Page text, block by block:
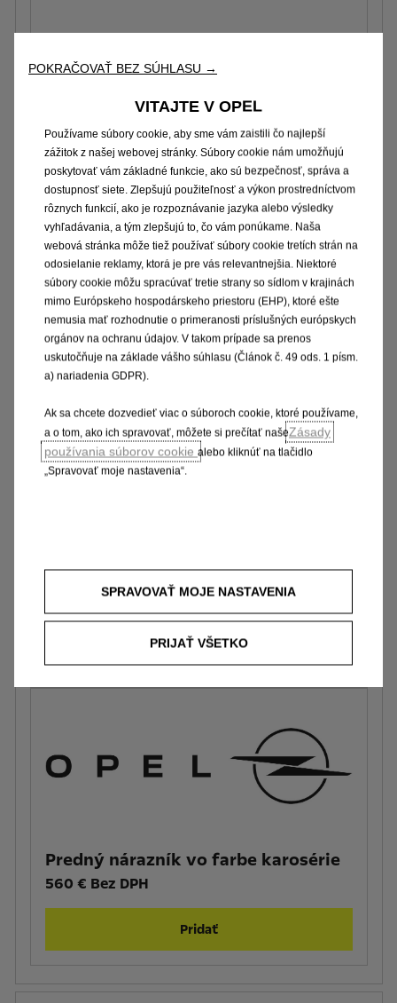
Elektricky sklápateľné spätné
zrkadlá
160 € Bez DPH
Pridať
blatníkov
Pridať
Predný nárazník vo farbe karosérie
560 € Bez DPH
Pridať
POKRAČOVAŤ BEZ SÚHLASU →
VITAJTE V OPEL
Používame súbory cookie, aby sme vám zaistili čo najlepší
zážitok z našej webovej stránky. Súbory cookie nám umožňujú
poskytovať vám základné funkcie, ako sú bezpečnosť, správa a
dostupnosť siete. Zlepšujú použiteľnosť a výkon prostredníctvom
rôznych funkcií, ako je rozpoznávanie jazyka alebo výsledky
vyhľadávania, a tým zlepšujú to, čo vám ponúkame. Naša
webová stránka môže tiež používať súbory cookie tretích strán na
odosielanie reklamy, ktorá je pre vás relevantnejšia. Niektoré
súbory cookie môžu spracúvať tretie strany so sídlom v krajinách
mimo Európskeho hospodárskeho priestoru (EHP), ktoré ešte
nemusia mať rozhodnutie o primeranosti príslušných európskych
orgánov na ochranu údajov. V takom prípade sa prenos
uskutočňuje na základe vášho súhlasu (Článok č. 49 ods. 1 písm.
a) nariadenia GDPR).
Ak sa chcete dozvedieť viac o súboroch cookie, ktoré používame,
a o tom, ako ich spravovať, môžete si prečítať našeZásady
používania súborov cookie alebo kliknúť na tlačidlo
„Spravovať moje nastavenia“.
SPRAVOVAŤ MOJE NASTAVENIA
PRIJAŤ VŠETKO